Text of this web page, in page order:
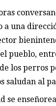
a una
pueblo,
los perros
saludan al
se